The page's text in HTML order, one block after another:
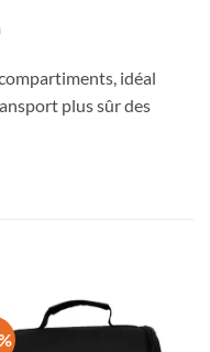
idéal
plus sûr des